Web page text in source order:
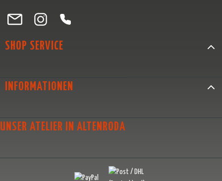
Besuche uns auf Facebook – öffnet in neuem Tab (externer Link)
Schau auf Instagram vorbei – öffnet in neuem Tab (externer Link)
Lass dich auf Pinterest inspirieren – öffnet in neuem Tab
Folge uns auf X – öffnet in neuem Tab (externer Link)
SHOP SERVICE
INFORMATIONEN
UNSER ATELIER IN ALTENRODA